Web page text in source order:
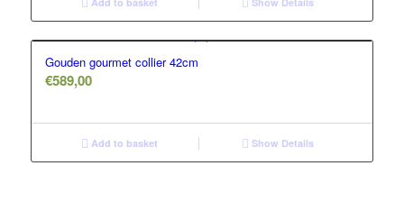
Gouden gourmet collier 42cm
€589,00
Add to basket Show Details